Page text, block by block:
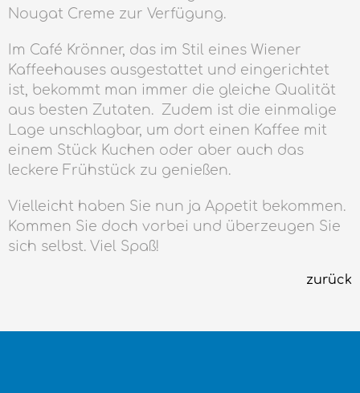
Nougat Creme zur Verfügung.
Im Café Krönner, das im Stil eines Wiener
Kaffeehauses ausgestattet und eingerichtet
ist, bekommt man immer die gleiche Qualität
aus besten Zutaten. Zudem ist die einmalige
Lage unschlagbar, um dort einen Kaffee mit
einem Stück Kuchen oder aber auch das
leckere Frühstück zu genießen.
Vielleicht haben Sie nun ja Appetit bekommen.
Kommen Sie doch vorbei und überzeugen Sie
sich selbst. Viel Spaß!
zurück